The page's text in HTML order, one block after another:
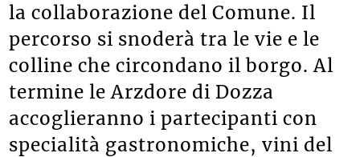
la collaborazione del Comune. Il
percorso si snoderà tra le vie e le
colline che circondano il borgo. Al
termine le Arzdore di Dozza
accoglieranno i partecipanti con
specialità gastronomiche, vini del